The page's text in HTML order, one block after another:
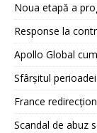
Noua etapă a
Response la
Apollo Global
Sfârșitul
France
Scandal de abuz